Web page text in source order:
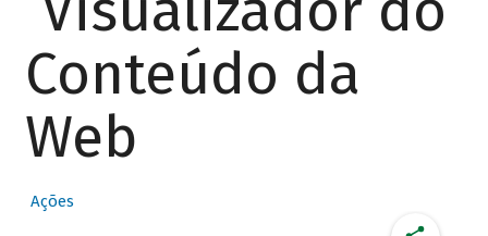
Conteúdo da
Web
Ações